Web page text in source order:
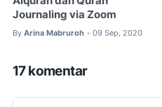
Journaling via Zoom
By Arina Mabruroh • 09 Sep, 2020
17 komentar